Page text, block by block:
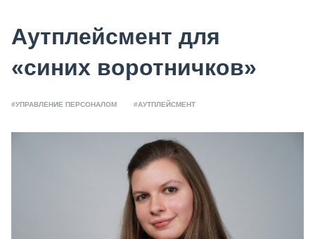
Аутплейсмент для
«синих воротничков»
#УПРАВЛЕНИЕ ПЕРСОНАЛОМ #АУТПЛЕЙСМЕНТ